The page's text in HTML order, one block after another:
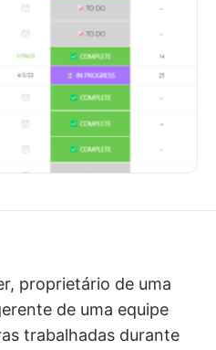
proprietário de uma
de uma equipe
trabalhadas durante